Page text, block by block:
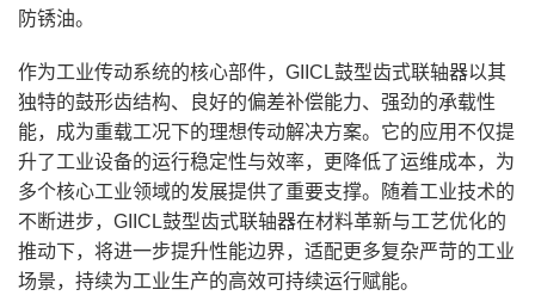
防锈油。
作为工业传动系统的核心部件，GIICL鼓型齿式联轴器以其
独特的鼓形齿结构、良好的偏差补偿能力、强劲的承载性
能，成为重载工况下的理想传动解决方案。它的应用不仅提
升了工业设备的运行稳定性与效率，更降低了运维成本，为
多个核心工业领域的发展提供了重要支撑。随着工业技术的
不断进步，GIICL鼓型齿式联轴器在材料革新与工艺优化的
推动下，将进一步提升性能边界，适配更多复杂严苛的工业
场景，持续为工业生产的高效可持续运行赋能。